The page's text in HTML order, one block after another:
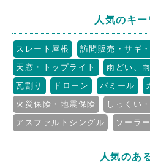
人気のキ
スレート屋根
訪問販売・サギ
天窓・トップライト
雨どい、
瓦割り
ドローン パミール
火災保険・地震保険
しっくい
アスファルトシングル
ソーラ
人気のあ